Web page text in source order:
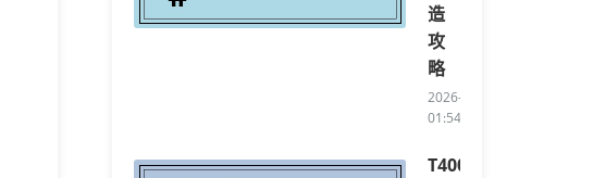
造
攻
略
2026-04-12
01:54:44/li>
T400